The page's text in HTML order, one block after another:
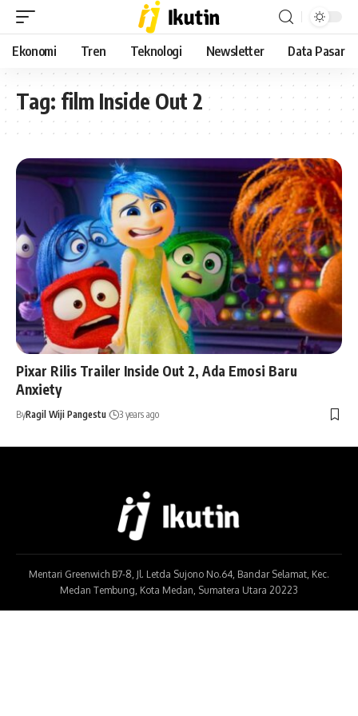
Ekonomi Tren Teknologi Newsletter Data Pasar
Tag: film Inside Out 2
Pixar Rilis Trailer Inside Out 2, Ada Emosi Baru
Anxiety
ByRagil Wiji Pangestu 3 years ago
Mentari Greenwich B7-8, Jl. Letda Sujono No.64, Bandar Selamat, Kec.
Medan Tembung, Kota Medan, Sumatera Utara 20223